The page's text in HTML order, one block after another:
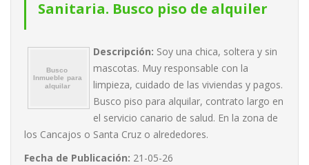
Sanitaria. Busco piso de alquiler
Descripción: Soy una chica, soltera y sin
mascotas. Muy responsable con la
limpieza, cuidado de las viviendas y pagos.
Busco piso para alquilar, contrato largo en
el servicio canario de salud. En la zona de
los Cancajos o Santa Cruz o alrededores.
Fecha de Publicación: 21-05-26